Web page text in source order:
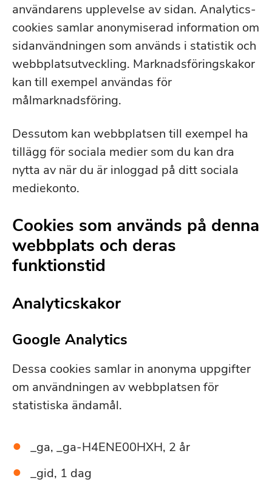
användarens upplevelse av sidan. Analytics-
cookies samlar anonymiserad information om
sidanvändningen som används i statistik och
webbplatsutveckling. Marknadsföringskakor
kan till exempel användas för
målmarknadsföring.
Dessutom kan webbplatsen till exempel ha
tillägg för sociala medier som du kan dra
nytta av när du är inloggad på ditt sociala
mediekonto.
Cookies som används på denna
webbplats och deras
funktionstid
Analyticskakor
Google Analytics
Dessa cookies samlar in anonyma uppgifter
om användningen av webbplatsen för
statistiska ändamål.
_ga, _ga-H4ENE00HXH, 2 år
_gid, 1 dag